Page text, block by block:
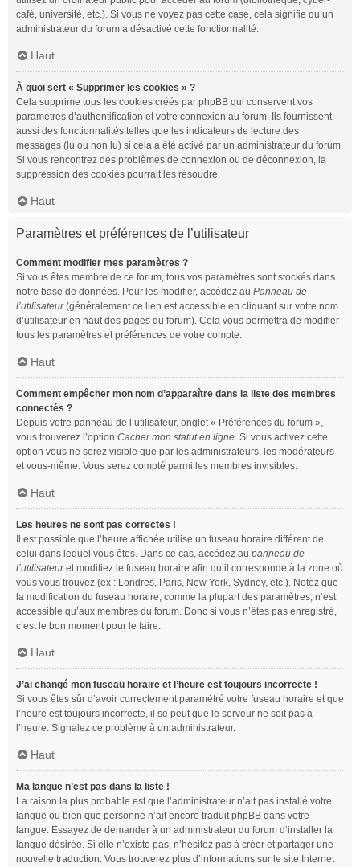
café, université, etc.). Si vous ne voyez pas cette case, cela signifie qu’un
administrateur du forum a désactivé cette fonctionnalité.
Haut
À quoi sert « Supprimer les cookies » ?
Cela supprime tous les cookies créés par phpBB qui conservent vos
paramètres d’authentification et votre connexion au forum. Ils fournissent
aussi des fonctionnalités telles que les indicateurs de lecture des
messages (lu ou non lu) si cela a été activé par un administrateur du forum.
Si vous rencontrez des problèmes de connexion ou de déconnexion, la
suppression des cookies pourrait les résoudre.
Haut
Paramètres et préférences de l’utilisateur
Comment modifier mes paramètres ?
Si vous êtes membre de ce forum, tous vos paramètres sont stockés dans
notre base de données. Pour les modifier, accédez au Panneau de
l’utilisateur(généralement ce lien est accessible en cliquant sur votre nom
d’utilisateur en haut des pages du forum). Cela vous permettra de modifier
tous les paramètres et préférences de votre compte.
Haut
Comment empêcher mon nom d’apparaître dans la liste des membres
connectés ?
Depuis votre panneau de l’utilisateur, onglet « Préférences du forum »,
vous trouverez l’option Cacher mon statut en ligne. Si vous activez cette
option vous ne serez visible que par les administrateurs, les modérateurs
et vous-même. Vous serez compté parmi les membres invisibles.
Haut
Les heures ne sont pas correctes !
Il est possible que l’heure affichée utilise un fuseau horaire différent de
celui dans lequel vous êtes. Dans ce cas, accédez au panneau de
l’utilisateuret modifiez le fuseau horaire afin qu’il corresponde à la zone où
vous vous trouvez (ex : Londres, Paris, New York, Sydney, etc.). Notez que
la modification du fuseau horaire, comme la plupart des paramètres, n’est
accessible qu’aux membres du forum. Donc si vous n’êtes pas enregistré,
c’est le bon moment pour le faire.
Haut
J’ai changé mon fuseau horaire et l’heure est toujours incorrecte !
Si vous êtes sûr d’avoir correctement paramétré votre fuseau horaire et que
l’heure est toujours incorrecte, il se peut que le serveur ne soit pas à
l’heure. Signalez ce problème à un administrateur.
Haut
Ma langue n’est pas dans la liste !
La raison la plus probable est que l’administrateur n’ait pas installé votre
langue ou bien que personne n’ait encore traduit phpBB dans votre
langue. Essayez de demander à un administrateur du forum d’installer la
langue désirée. Si elle n’existe pas, n’hésitez pas à créer et partager une
nouvelle traduction. Vous trouverez plus d’informations sur le site Internet